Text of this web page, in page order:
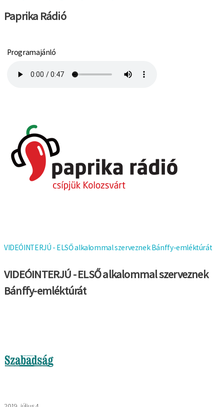
Paprika Rádió
Programajánló
VIDEÓINTERJÚ - ELSŐ alkalommal szerveznek Bánffy-emléktúrát
VIDEÓINTERJÚ - ELSŐ alkalommal szerveznek
Bánffy-emléktúrát